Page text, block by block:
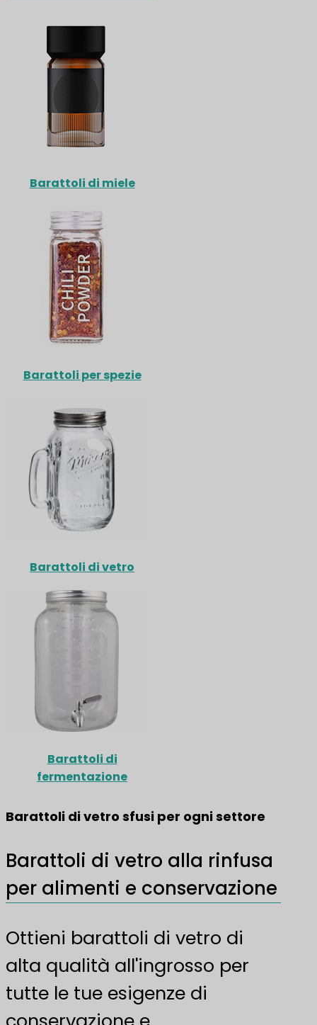
Barattoli di miele
Barattoli per spezie
Barattoli di vetro
Barattoli di
fermentazione
Barattoli di vetro sfusi per ogni settore
Barattoli di vetro alla rinfusa
per alimenti e conservazione
Ottieni barattoli di vetro di
alta qualità all'ingrosso per
tutte le tue esigenze di